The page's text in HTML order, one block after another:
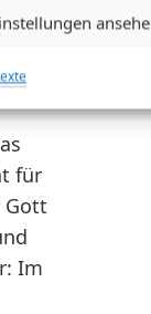
für
Gott
Im